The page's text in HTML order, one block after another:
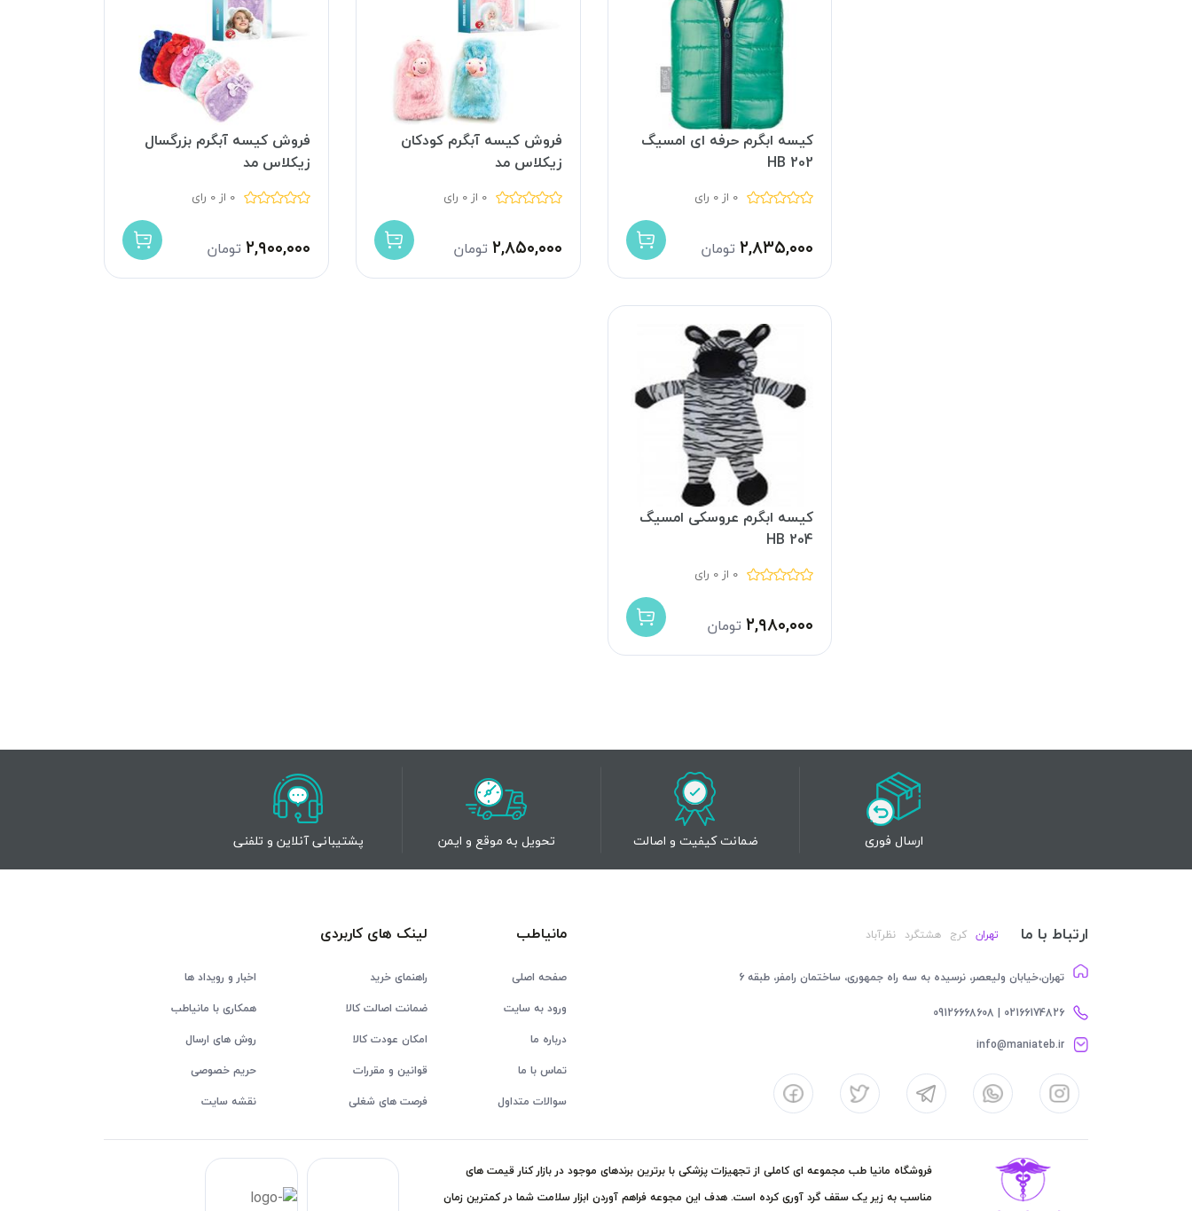
کیسه ابگرم حرفه ای امسیگ
HB 202
0 از 0 رای
۲,۸۳۵,۰۰۰ تومان
فروش کیسه آبگرم کودکان
زیکلاس مد
0 از 0 رای
۲,۸۵۰,۰۰۰ تومان
فروش کیسه آبگرم بزرگسال
زیکلاس مد
0 از 0 رای
۲,۹۰۰,۰۰۰ تومان
کیسه ابگرم عروسکی امسیگ
HB 204
0 از 0 رای
۲,۹۸۰,۰۰۰ تومان
ارسال فوری ضمانت کیفیت و اصالت تحویل به موقع و ایمن پشتیبانی آنلاین و تلفنی
ارتباط با ما تهران کرج هشتگرد نظرآباد
تهران،خیابان ولیعصر، نرسیده به سه راه جمهوری، ساختمان رامفر، طبقه 6
02166174826 | 09126668608
info@maniateb.ir
مانیاطب
صفحه اصلی
ورود به سایت
درباره ما
تماس با ما
سوالات متداول
لینک های کاربردی
راهنمای خرید
اخبار و رویداد ها
ضمانت اصالت کالا
همکاری با مانیاطب
امکان عودت کالا
روش های ارسال
قوانین و مقررات
حریم خصوصی
فرصت های شغلی
نقشه سایت
فروشگاه مانیا طب مجموعه ای کاملی از تجهیزات پزشکی با برترین برندهای موجود در بازار کنار قیمت های
مناسب به زیر یک سقف گرد آوری کرده است. هدف این مجوعه فراهم آوردن ابزار سلامت شما در کمترین زمان